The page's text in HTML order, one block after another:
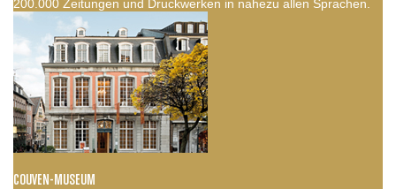
200.000 Zeitungen und Druckwerken in nahezu allen Sprachen.
COUVEN-MUSEUM